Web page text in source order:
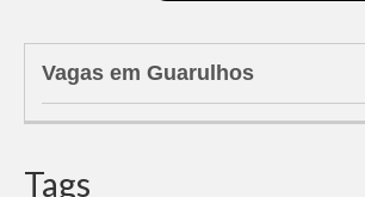
Vagas em Guarulhos
Tags